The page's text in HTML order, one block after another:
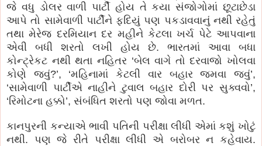
જે વધુ ડોલર વાળી પાર્ટી હોય તે કયા સંજોગોમાં છૂટાછેડા
આપે તો સામેવાળી પાર્ટીને ફદિયું પણ પકડાવવાનું નથી રહેતું
તથા મેરેજ દરમિયાન દર મહીને કેટલા ખર્ચ પેટે આપવાના
એવી બધી શરતો લખી હોય છે. ભારતમાં આવા બધા
કોન્ટ્રેકટ નથી થતા નહિતર ‘બેલ વાગે તો દરવાજો ખોલવા
કોણે જવું?’, ‘મહિનામાં કેટલી વાર બહાર જમવા જવું’,
‘સામેવાળી પાર્ટીએ નાહીને ટુવાલ બહાર દોરી પર સુક્વવો’,
‘રિમોટના હક્કો’, સંબંધિત શરતો પણ જોવા મળત.
કાનપુરની કન્યાએ ભાવી પતિની પરીક્ષા લીધી એમાં કશું ખોટું
નથી. પણ જે રીતે પરીક્ષા લીધી એ બરોબર ન કહેવાય.